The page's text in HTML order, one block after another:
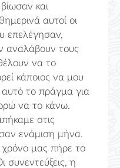
και
αυτοί οι
επελέγησαν,
αναλάβουν τους
να το
κάποιος να μου
αυτό το πράγμα για
να το κάνω.
στις
ενάμιση μήνα.
μας πήρε το
συνεντεύξεις, η